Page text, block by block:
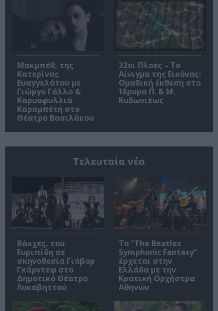
Μακμπέθ, της
Κατερίνας
Ευαγγελάτου με
Γιώργο Γάλλο &
Καρυοφυλλιά
Καραμπέτη στο
Θέατρο Βασιλάκου
32οι Πλοές – Το
Αίνιγμα της Εικόνας:
Ομαδική έκθεση στο
Ίδρυμα Π. & Μ.
Κυδωνιέως
Τελευταία νέα
Βάκχες, του
Ευριπίδη σε
σκηνοθεσία Γιάβορ
Γκάρντεφ στο
Δημοτικό Θέατρο
Λυκαβηττού
Το “The Beatles
Symphonic Fantasy”
έρχεται στην
Ελλάδα με την
Κρατική Ορχήστρα
Αθηνών